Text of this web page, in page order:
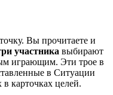
Вы прочитаете и
участника выбирают
играющим. Эти трое в
в Ситуации
карточках целей.